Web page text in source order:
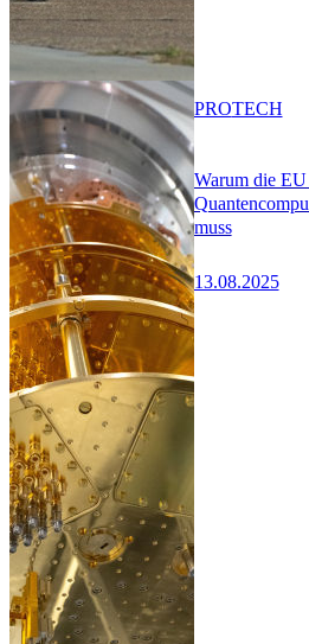
Warum die EU
muss
13.08.2025
PROTECH